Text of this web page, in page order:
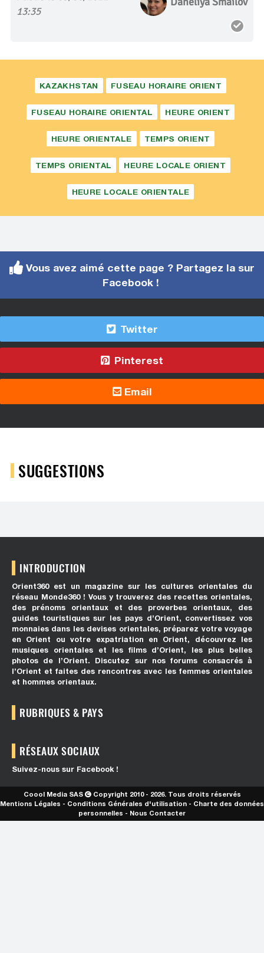
13:35
KAZAKHSTAN FUSEAU HORAIRE ORIENT
FUSEAU HORAIRE ORIENTAL HEURE ORIENT
HEURE ORIENTALE TEMPS ORIENT
TEMPS ORIENTAL HEURE LOCALE ORIENT
HEURE LOCALE ORIENTALE
Vous avez aimé cette page ? Partagez la sur
Facebook !
Twitter
Pinterest
Email
SUGGESTIONS
INTRODUCTION
Orient360 est un magazine sur les cultures orientales du
réseau Monde360 ! Vous y trouverez des recettes orientales,
des prénoms orientaux et des proverbes orientaux, des
guides touristiques sur les pays d’Orient, convertissez vos
monnaies dans les devises orientales, préparez votre voyage
en Orient ou votre expatriation en Orient, découvrez les
musiques orientales et les films d’Orient, les plus belles
photos de l’Orient. Discutez sur nos forums consacrés à
l’Orient et faites des rencontres avec les femmes orientales
et hommes orientaux.
RUBRIQUES & PAYS
RÉSEAUX SOCIAUX
Suivez-nous sur Facebook !
Coool Media SAS
Copyright 2010 - 2026. Tous droits réservés
Mentions Légales - Conditions Générales d'utilisation - Charte des données
personnelles - Nous Contacter